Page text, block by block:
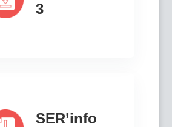
3
SER’info